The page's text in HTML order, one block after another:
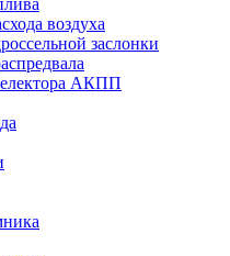
воздуха
заслонки
АКПП